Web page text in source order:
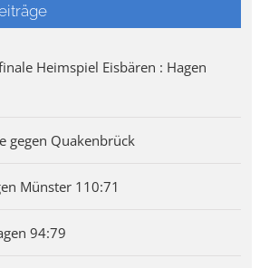
Heimspiel Eisbären : Hagen
gegen Quakenbrück
Münster 110:71
94:79